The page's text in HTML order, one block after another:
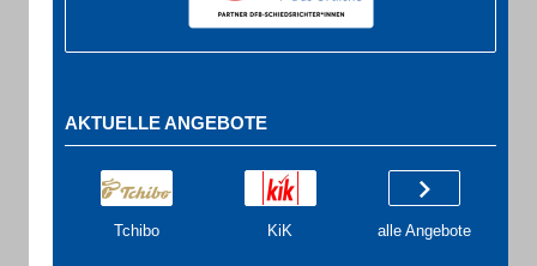
AKTUELLE ANGEBOTE
Tchibo KiK alle Angebote